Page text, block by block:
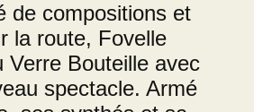
de compositions et
la route, Fovelle
Verre Bouteille avec
spectacle. Armé